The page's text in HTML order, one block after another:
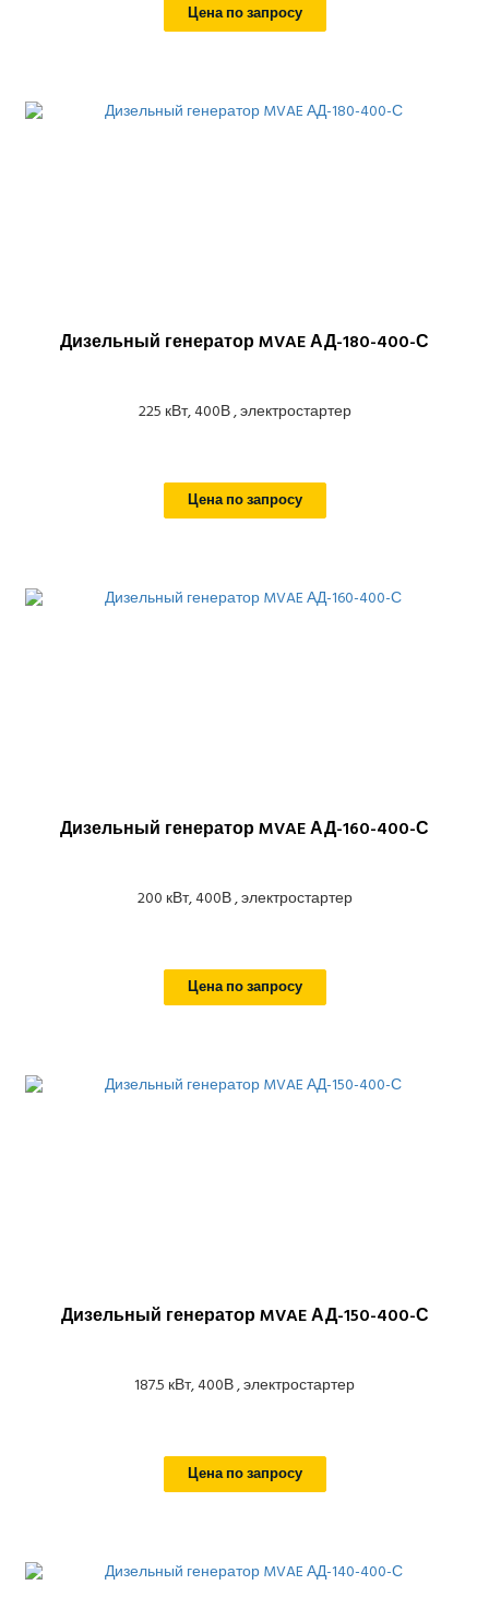
Цена по запросу
Дизельный генератор MVAE АД-180-400-С
225 кВт, 400В , электростартер
Цена по запросу
Дизельный генератор MVAE АД-160-400-С
200 кВт, 400В , электростартер
Цена по запросу
Дизельный генератор MVAE АД-150-400-С
187.5 кВт, 400В , электростартер
Цена по запросу